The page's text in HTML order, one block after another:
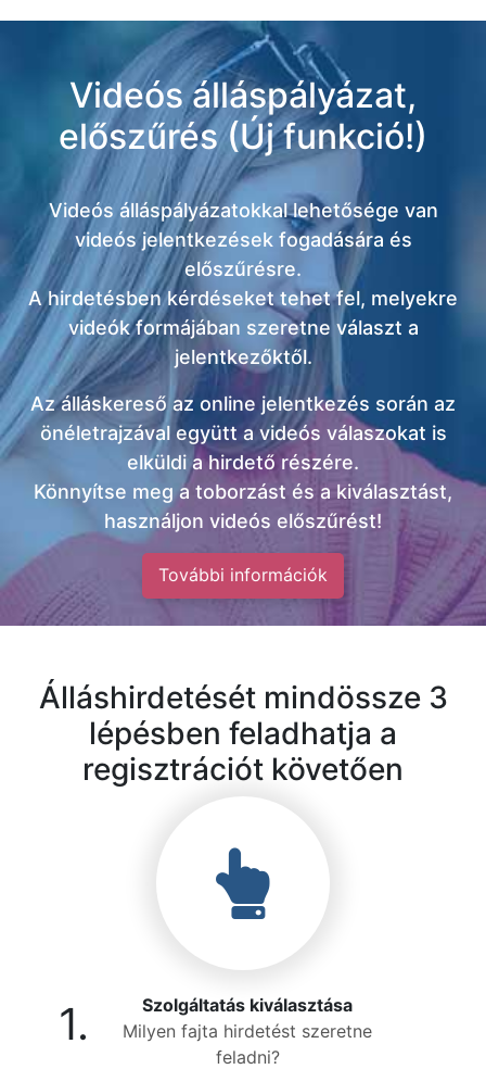
Videós álláspályázat,
előszűrés (Új funkció!)
Videós álláspályázatokkal lehetősége van
videós jelentkezések fogadására és
előszűrésre.
A hirdetésben kérdéseket tehet fel, melyekre
videók formájában szeretne választ a
jelentkezőktől.
Az álláskereső az online jelentkezés során az
önéletrajzával együtt a videós válaszokat is
elküldi a hirdető részére.
Könnyítse meg a toborzást és a kiválasztást,
használjon videós előszűrést!
További információk
Álláshirdetését mindössze 3
lépésben feladhatja a
regisztrációt követően
1.
Szolgáltatás kiválasztása
Milyen fajta hirdetést szeretne
feladni?